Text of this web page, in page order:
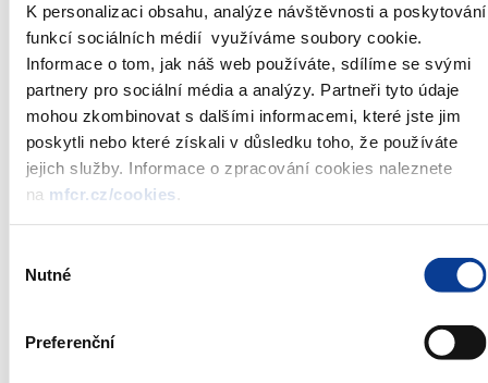
K personalizaci obsahu, analýze návštěvnosti a poskytování
funkcí sociálních médií využíváme soubory cookie.
Informace o tom, jak náš web používáte, sdílíme se svými
partnery pro sociální média a analýzy. Partneři tyto údaje
mohou zkombinovat s dalšími informacemi, které jste jim
poskytli nebo které získali v důsledku toho, že používáte
jejich služby. Informace o zpracování cookies naleznete
na mfcr.cz/cookies
souhlasu
Nutné
Preferenční
dluhopisu:
není stanoven
Datum aukce: 29. května 2019
Uzávěrka příjmu objednávek:
konkurenční - 29. května 2019 do
12:00
nekonkurenční - 30. května 2019 do
12:00
Datum vydání tranše:
Způsob aukce:
americká aukce
Administrátor emise:
* Oznámení o aukci uveřejňuje emitent nejpozději jeden pracovní